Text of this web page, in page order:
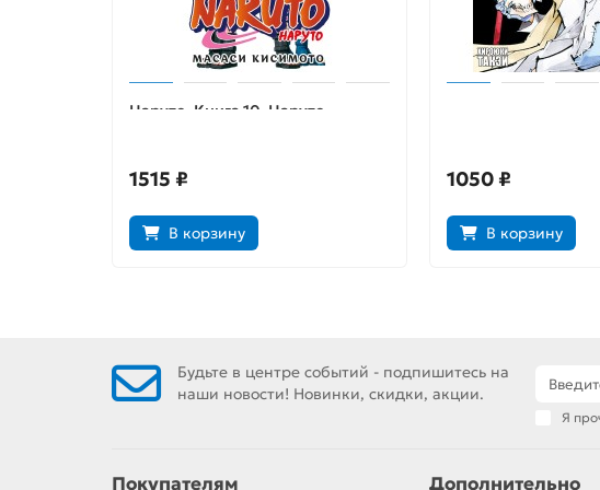
Наруто. Книга 10. Наруто
1515 ₽
В корзину
1050 ₽
В корзину
Будьте в центре событий - подпишитесь на
наши новости! Новинки, скидки, акции.
Я
Покупателям Дополнительно